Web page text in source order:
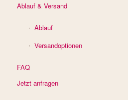
Ablauf & Versand
Ablauf
Versandoptionen
FAQ
Jetzt anfragen